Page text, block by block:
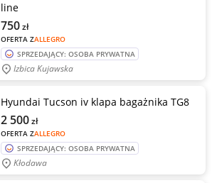
line
OFERTA ZALLEGRO
750zł
SPRZEDAJĄCY: OSOBA PRYWATNA
Izbica Kujawska
Hyundai Tucson iv klapa bagażnika TG8
OFERTA ZALLEGRO
2 500zł
SPRZEDAJĄCY: OSOBA PRYWATNA
Kłodawa